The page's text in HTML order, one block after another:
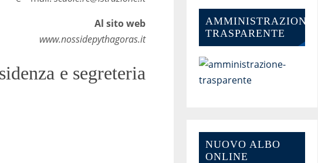
Al sito web
www.nossidepythagoras.it
e segreteria
AMMINISTRAZIONE-
TRASPARENTE
NUOVO ALBO
ONLINE